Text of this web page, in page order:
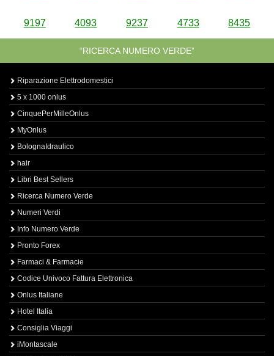
9197 4093 9237 4733 8435
“RICERCA NUMERO VERDE”
Riparazione Elettrodomestici
5 x 1000 onlus
CinquePerMilleOnlus
MyOnlus
BolognaIdraulico
hair
Libri Best Sellers
Ricerca Numero Verde
Numeri Verdi
Info Numero Verde
Pronto Forex
Farmaci & Farmacie
Codice Univoco Fattura Elettronica
Onlus Italiane
Hotel Italia
Consiglia Viaggi
iMontascale